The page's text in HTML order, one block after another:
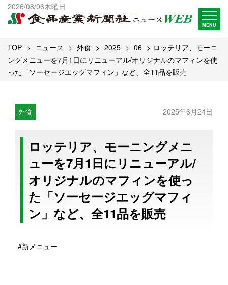
2026/08/06木曜日
MENU
出版物一覧へ
試読・購読申し込み
TOP ニュース 外食 2025 06
ロッテリア、モーニ
ングメニューを7月1日にリニューアル/オリジナルのマフィンを使
った「ソーセージエッグマフィン」など、全11品を販売
外食 2025年6月24日
ロッテリア、モーニングメニ
ューを7月1日にリニューアル/
オリジナルのマフィンを使っ
た「ソーセージエッグマフィ
ン」など、全11品を販売
#新メニュー